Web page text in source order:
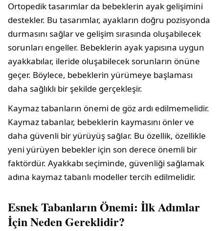
Ortopedik tasarımlar da bebeklerin ayak gelişimini
destekler. Bu tasarımlar, ayakların doğru pozisyonda
durmasını sağlar ve gelişim sırasında oluşabilecek
sorunları engeller. Bebeklerin ayak yapısına uygun
ayakkabılar, ileride oluşabilecek sorunların önüne
geçer. Böylece, bebeklerin yürümeye başlaması
daha sağlıklı bir şekilde gerçekleşir.
Kaymaz tabanların önemi de göz ardı edilmemelidir.
Kaymaz tabanlar, bebeklerin kaymasını önler ve
daha güvenli bir yürüyüş sağlar. Bu özellik, özellikle
yeni yürüyen bebekler için son derece önemli bir
faktördür. Ayakkabı seçiminde, güvenliği sağlamak
adına kaymaz tabanlı modeller tercih edilmelidir.
Esnek Tabanların Önemi: İlk Adımlar
İçin Neden Gereklidir?